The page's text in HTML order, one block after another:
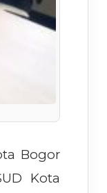
Bogor
Kota